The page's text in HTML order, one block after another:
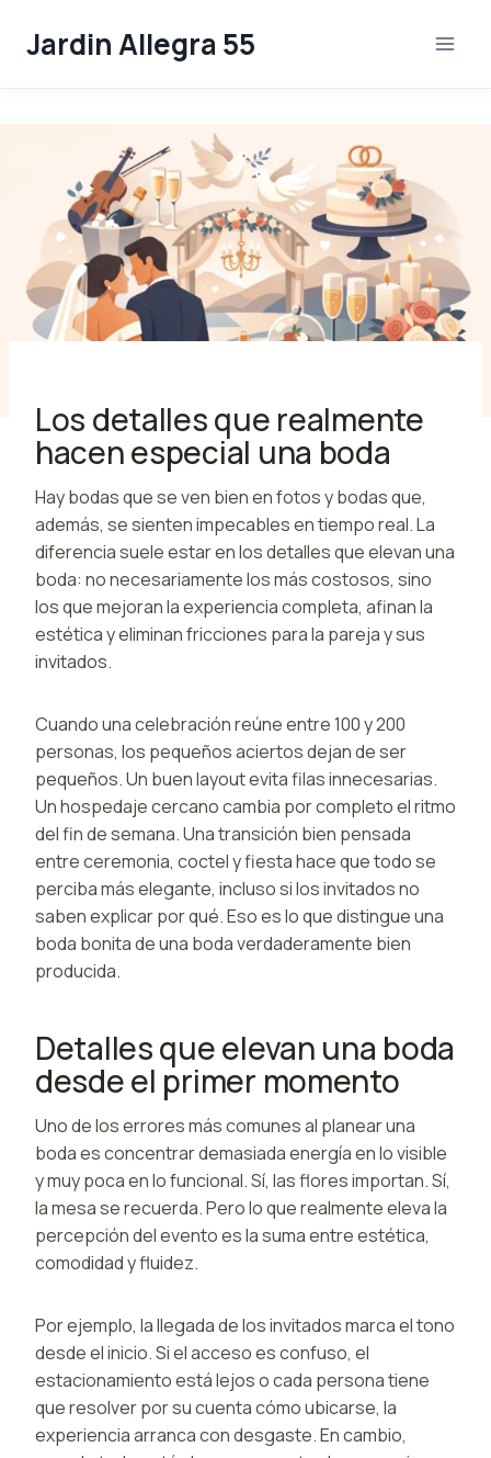
Jardin Allegra 55
Los detalles que realmente
hacen especial una boda
Hay bodas que se ven bien en fotos y bodas que,
además, se sienten impecables en tiempo real. La
diferencia suele estar en los detalles que elevan una
boda: no necesariamente los más costosos, sino
los que mejoran la experiencia completa, afinan la
estética y eliminan fricciones para la pareja y sus
invitados.
Cuando una celebración reúne entre 100 y 200
personas, los pequeños aciertos dejan de ser
pequeños. Un buen layout evita filas innecesarias.
Un hospedaje cercano cambia por completo el ritmo
del fin de semana. Una transición bien pensada
entre ceremonia, coctel y fiesta hace que todo se
perciba más elegante, incluso si los invitados no
saben explicar por qué. Eso es lo que distingue una
boda bonita de una boda verdaderamente bien
producida.
Detalles que elevan una boda
desde el primer momento
Uno de los errores más comunes al planear una
boda es concentrar demasiada energía en lo visible
y muy poca en lo funcional. Sí, las flores importan. Sí,
la mesa se recuerda. Pero lo que realmente eleva la
percepción del evento es la suma entre estética,
comodidad y fluidez.
Por ejemplo, la llegada de los invitados marca el tono
desde el inicio. Si el acceso es confuso, el
estacionamiento está lejos o cada persona tiene
que resolver por su cuenta cómo ubicarse, la
experiencia arranca con desgaste. En cambio,